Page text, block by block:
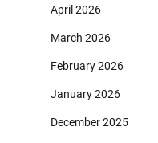
April 2026
March 2026
February 2026
January 2026
December 2025